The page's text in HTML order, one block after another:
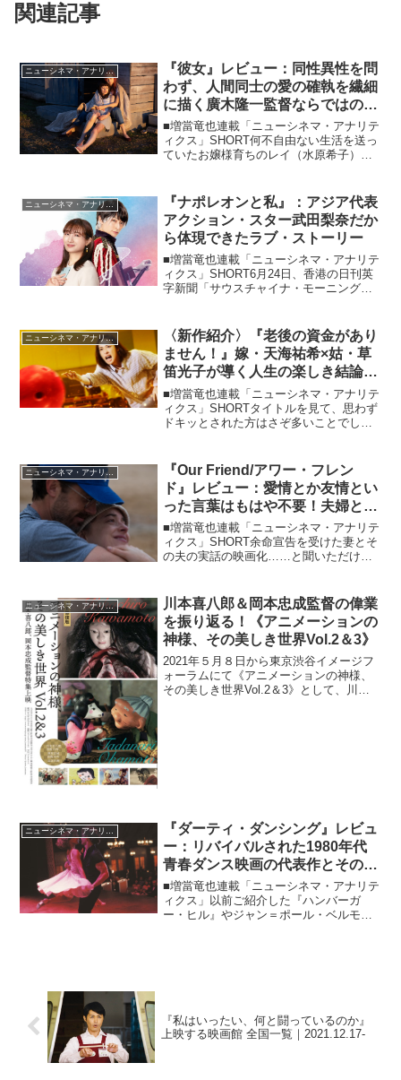
関連記事
ニューシネマ・アナリティクス
『彼女』レビュー：同性異性を問
わず、人間同士の愛の確執を繊細
に描く廣木隆一監督ならではの傑
作“映画”
■増當竜也連載「ニューシネマ・アナリテ
ィクス」SHORT何不自由ない生活を送っ
ていたお嬢様育ちのレイ（水原希子）
逃走の旅に出るという、中村珍のコミッ
ク「羣青（ぐんじょ...
ニューシネマ・アナリティクス
『ナポレオンと私』：アジア代表
アクション・スター武田梨奈だか
ら体現できたラブ・ストーリー
■増當竜也連載「ニューシネマ・アナリテ
ィクス」SHORT6月24日、香港の日刊英
字新聞「サウスチャイナ・モーニングポ
事が掲載され、その中でドニー・イェン
やトニー・ジャ...
ニューシネマ・アナリティクス
〈新作紹介〉『老後の資金があり
ません！』嫁・天海祐希×姑・草
笛光子が導く人生の楽しき結論と
は？
■増當竜也連載「ニューシネマ・アナリテ
ィクス」SHORTタイトルを見て、思わず
ドキッとされた方はさぞ多いことでしょ
がれたことがありましたが、まあなかな
か普通の家庭...
ニューシネマ・アナリティクス
『Our Friend/アワー・フレン
ド』レビュー：愛情とか友情とい
った言葉はもはや不要！夫婦とそ
の友人それぞれの“想い”の映画
■増當竜也連載「ニューシネマ・アナリテ
ィクス」SHORT余命宣告を受けた妻とそ
の夫の実話の映画化……と聞いただけ
の夫婦に献身的な夫の友人が関わってく
ることで、本作は従来...
ニューシネマ・アナリティクス
川本喜八郎＆岡本忠成監督の偉業
を振り返る！《アニメーションの
神様、その美しき世界Vol.2＆3》
2021年５月８日から東京渋谷イメージフ
ォーラムにて《アニメーションの神様、
その美しき世界Vol.2＆3》として、川本
『ダーティ・ダンシング』レビュ
ー：リバイバルされた1980年代
青春ダンス映画の代表作とその軌
跡！
■増當竜也連載「ニューシネマ・アナリテ
ィクス」以前ご紹介した『ハンバーガ
ー・ヒル』やジャン＝ポール・ベルモン
『私はいったい、何と闘っているのか』
上映する映画館 全国一覧｜2021.12.17-